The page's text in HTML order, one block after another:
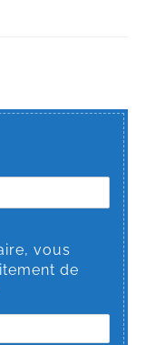
vous
de